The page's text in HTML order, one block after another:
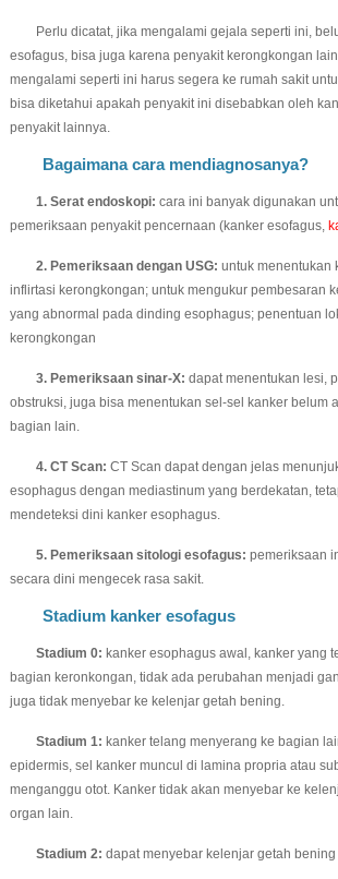
Perlu dicatat, jika mengalami gejala seperti ini,
esofagus, bisa juga karena penyakit kerongkongan
mengalami seperti ini harus segera ke rumah sakit
bisa diketahui apakah penyakit ini disebabkan oleh
penyakit lainnya.
Bagaimana cara mendiagnosanya?
1. Serat endoskopi: cara ini banyak digunakan
pemeriksaan penyakit pencernaan (kanker esofagus,
2. Pemeriksaan dengan USG: untuk menentukan
inflirtasi kerongkongan; untuk mengukur pembesaran
yang abnormal pada dinding esophagus; penentuan
kerongkongan
3. Pemeriksaan sinar-X: dapat menentukan lesi,
obstruksi, juga bisa menentukan sel-sel kanker belum
bagian lain.
4. CT Scan: CT Scan dapat dengan jelas
esophagus dengan mediastinum yang berdekatan,
mendeteksi dini kanker esophagus.
5. Pemeriksaan sitologi esofagus: pemeriksaan
secara dini mengecek rasa sakit.
Stadium kanker esofagus
Stadium 0: kanker esophagus awal, kanker yang
bagian keronkongan, tidak ada perubahan menjadi
juga tidak menyebar ke kelenjar getah bening.
Stadium 1: kanker telang menyerang ke bagian
epidermis, sel kanker muncul di lamina propria atau
menganggu otot. Kanker tidak akan menyebar ke
organ lain.
Stadium 2: dapat menyebar kelenjar getah